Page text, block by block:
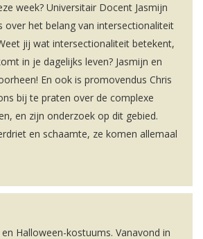
week? Universitair Docent Jasmijn
over het belang van intersectionaliteit
jij wat intersectionaliteit betekent,
in je dagelijks leven? Jasmijn en
En ook is promovendus Chris
bij te praten over de complexe
en zijn onderzoek op dit gebied.
en schaamte, ze komen allemaal
Halloween-kostuums. Vanavond in